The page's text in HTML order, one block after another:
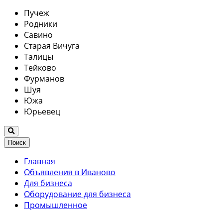
Пучеж
Родники
Савино
Старая Вичуга
Талицы
Тейково
Фурманов
Шуя
Южа
Юрьевец
Поиск
Главная
Объявления в Иваново
Для бизнеса
Оборудование для бизнеса
Промышленное